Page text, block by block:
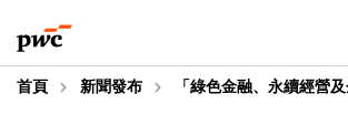
to
content
to
footer
首頁 新聞發布 「綠色金融、永續經營